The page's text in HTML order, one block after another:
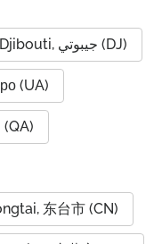
Djibouti, جيبوتي (DJ)
(UA)
Doha, الدوحة (QA)
东台市 (CN)